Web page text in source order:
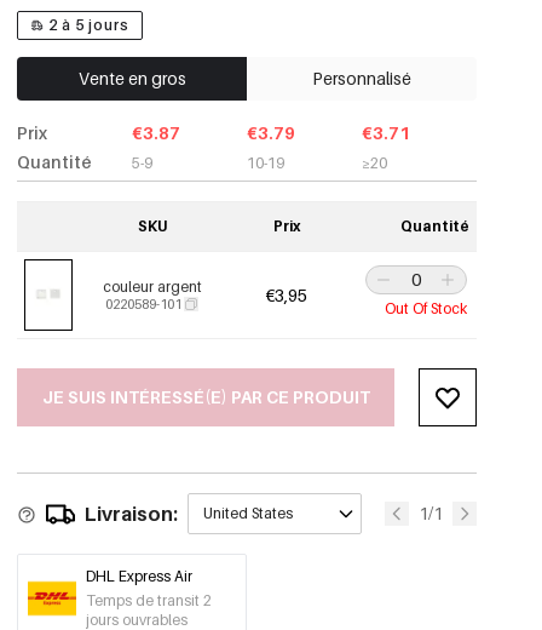
2 à 5 jours
Vente en gros Personnalisé
Prix
Quantité
€3.87
5-9
€3.79
10-19
€3.71
≥20
SKU Prix Quantité
couleur argent
0220589-101 €3,95
Out Of Stock
JE SUIS INTÉRESSÉ(E) PAR CE PRODUIT
Livraison: United States 1/1
DHL Express Air
Temps de transit 2
jours ouvrables